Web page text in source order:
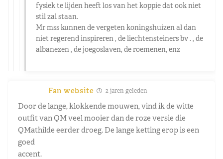
fysiek te lijden heeft los van het koppie dat ook niet
stil zal staan.
Mr mss kunnen de vergeten koningshuizen al dan
niet regerend inspireren , de liechtensteiners bv . , de
albanezen , de joegoslaven, de roemenen, enz
Fan website 2 jaren geleden
Door de lange, klokkende mouwen, vind ik de witte
outfit van QM veel mooier dan de roze versie die
QMathilde eerder droeg. De lange ketting erop is een
goed
accent.